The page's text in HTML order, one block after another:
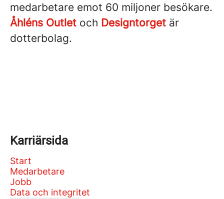
medarbetare emot 60 miljoner besökare.
Åhléns Outlet och Designtorget är
dotterbolag.
Karriärsida
Start
Medarbetare
Jobb
Data och integritet